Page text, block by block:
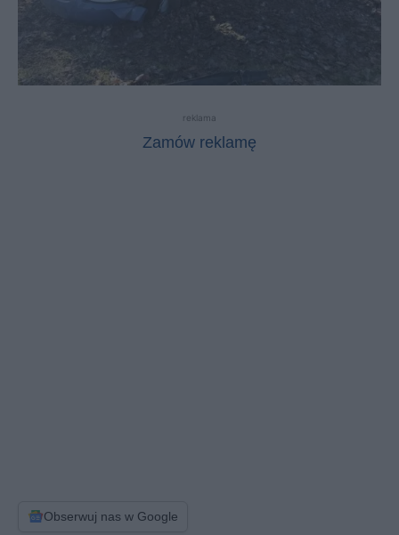
reklama
Zamów reklamę
Obserwuj nas w Google